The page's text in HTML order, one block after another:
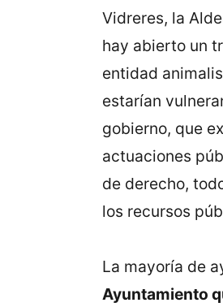
Vidreres, la
hay abierto un
entidad
estarían
gobierno, que
actuaciones
de derecho,
los recursos
La mayoría de
Ayuntamiento